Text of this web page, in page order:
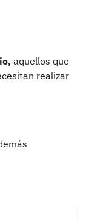
aquellos que
realizar